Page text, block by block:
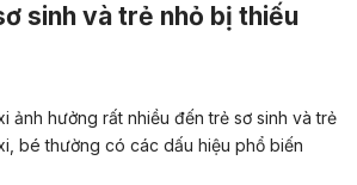
sinh và trẻ nhỏ bị thiếu
ảnh hưởng rất nhiều đến trẻ sơ sinh và trẻ
bé thường có các dấu hiệu phổ biến